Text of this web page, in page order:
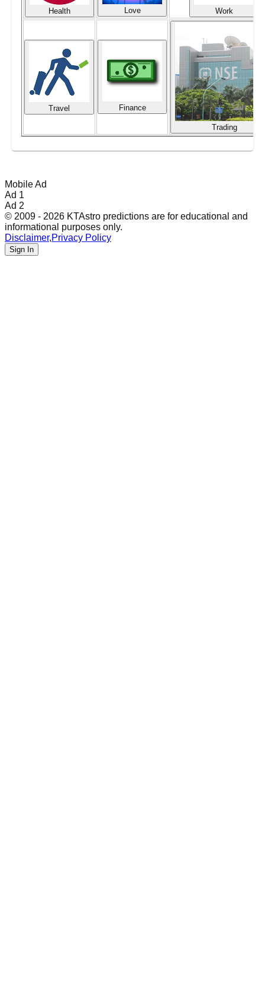
Health Love Work
Travel Finance
Trading
Mobile Ad
Ad 1
Ad 2
© 2009 - 2026 KTAstro predictions are for educational and
informational purposes only.
Disclaimer,Privacy Policy
Sign In